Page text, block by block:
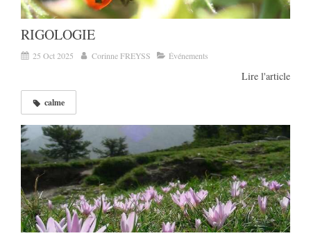
RIGOLOGIE
25 Oct 2025 Corinne FREYSS Événements
Lire l'article
calme